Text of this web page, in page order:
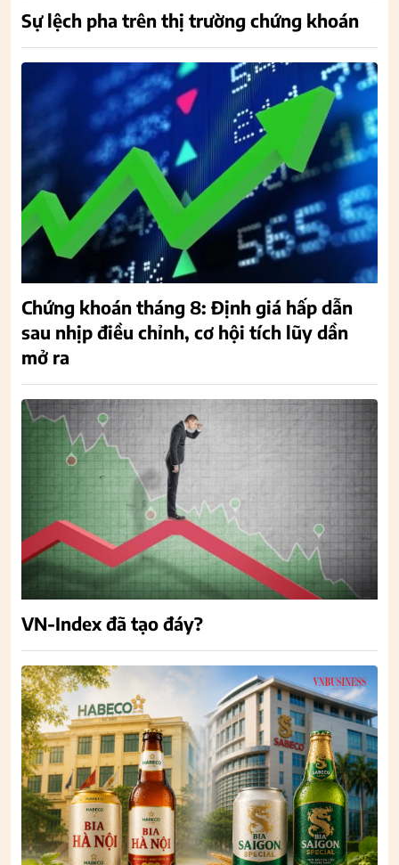
Sự lệch pha trên thị trường chứng khoán
Chứng khoán tháng 8: Định giá hấp dẫn
sau nhịp điều chỉnh, cơ hội tích lũy dần
mở ra
VN-Index đã tạo đáy?